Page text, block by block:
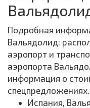
Подробная
Вальядолид:
аэропорт и
аэропорта
информация о
спецпредложениях.
Испания,